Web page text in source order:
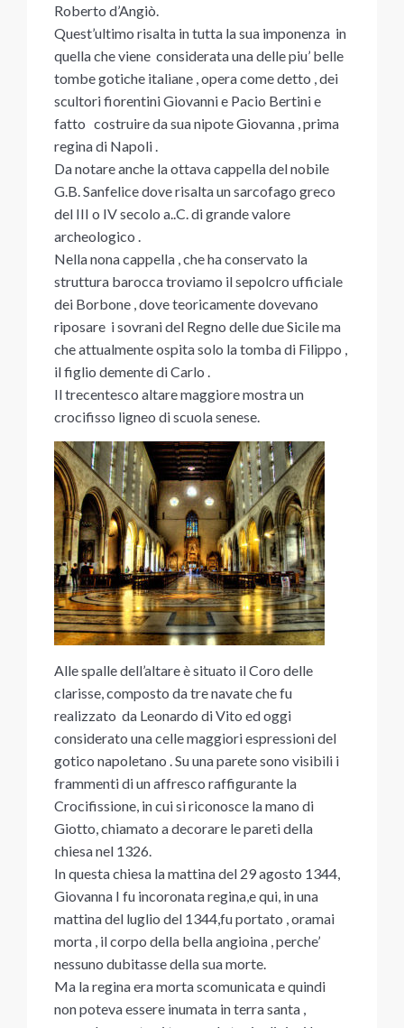
Roberto d’Angiò.
Quest’ultimo risalta in tutta la sua imponenza in
quella che viene considerata una delle piu’ belle
tombe gotiche italiane , opera come detto , dei
scultori fiorentini Giovanni e Pacio Bertini e
fatto costruire da sua nipote Giovanna , prima
regina di Napoli .
Da notare anche la ottava cappella del nobile
G.B. Sanfelice dove risalta un sarcofago greco
del III o IV secolo a..C. di grande valore
archeologico .
Nella nona cappella , che ha conservato la
struttura barocca troviamo il sepolcro ufficiale
dei Borbone , dove teoricamente dovevano
riposare i sovrani del Regno delle due Sicile ma
che attualmente ospita solo la tomba di Filippo ,
il figlio demente di Carlo .
Il trecentesco altare maggiore mostra un
crocifisso ligneo di scuola senese.
Alle spalle dell’altare è situato il Coro delle
clarisse, composto da tre navate che fu
realizzato da Leonardo di Vito ed oggi
considerato una celle maggiori espressioni del
gotico napoletano . Su una parete sono visibili i
frammenti di un affresco raffigurante la
Crocifissione, in cui si riconosce la mano di
Giotto, chiamato a decorare le pareti della
chiesa nel 1326.
In questa chiesa la mattina del 29 agosto 1344,
Giovanna I fu incoronata regina,e qui, in una
mattina del luglio del 1344,fu portato , oramai
morta , il corpo della bella angioina , perche’
nessuno dubitasse della sua morte.
Ma la regina era morta scomunicata e quindi
non poteva essere inumata in terra santa ,